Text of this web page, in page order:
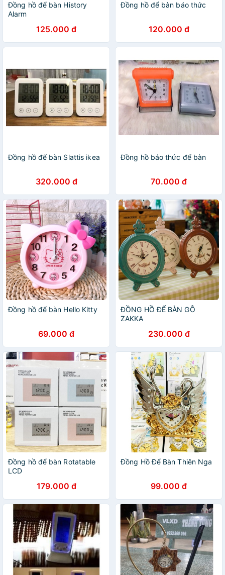
Đồng hồ để bàn History
Alarm
125.000 đ
Đồng hồ để bàn báo thức
120.000 đ
Đồng hồ để bàn Slattis ikea
320.000 đ
Đồng hồ báo thức để bàn
70.000 đ
Đồng hồ để bàn Hello Kitty
69.000 đ
ĐỒNG HỒ ĐỂ BÀN GỖ
ZAKKA
230.000 đ
Đồng hồ để bàn Rotatable
LCD
179.000 đ
Đồng Hồ Để Bàn Thiên Nga
99.000 đ